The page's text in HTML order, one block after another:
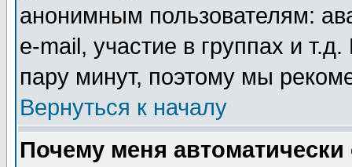
анонимным пользователям:
e-mail, участие в группах и
пару минут, поэтому мы
Вернуться к началу
Почему меня автоматически